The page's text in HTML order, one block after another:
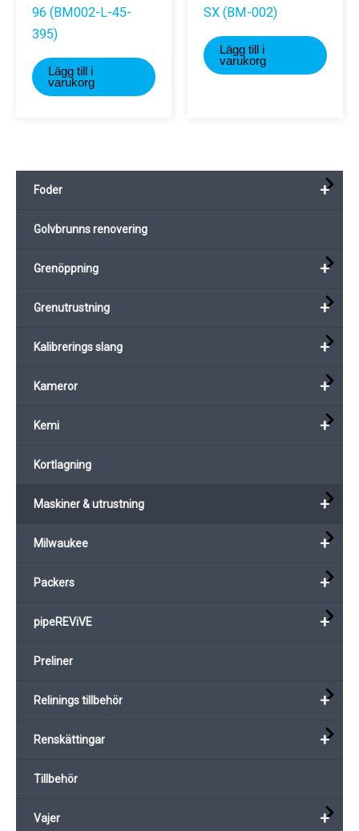
96 (BM002-L-45-
395)
Lägg till i
varukorg
SX (BM-002)
Lägg till i
varukorg
+
Foder
Golvbrunns renovering
+
Grenöppning
+
Grenutrustning
+
Kalibrerings slang
+
Kameror
+
Kemi
Kortlagning
+
Maskiner & utrustning
+
Milwaukee
+
Packers
+
pipeREViVE
Preliner
+
Relinings tillbehör
+
Renskättingar
Tillbehör
+
Vajer